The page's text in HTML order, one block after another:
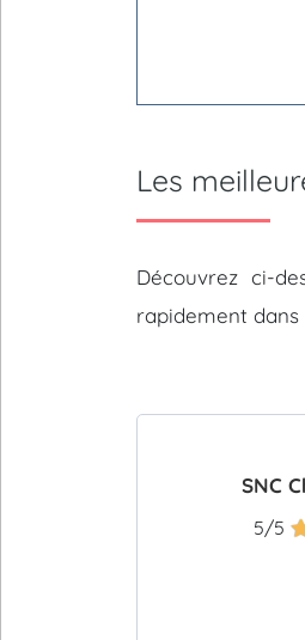
Les
Découvrez ci-
rapidement dans
SNC
5/5